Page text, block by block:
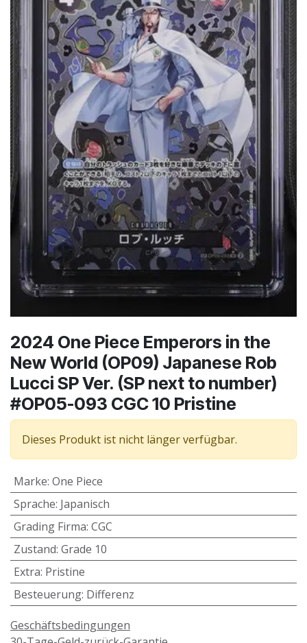
2024 One Piece Emperors in the
New World (OP09) Japanese Rob
Lucci SP Ver. (SP next to number)
#OP05-093 CGC 10 Pristine
Dieses Produkt ist nicht länger verfügbar.
Marke: One Piece
Sprache: Japanisch
Grading Firma: CGC
Zustand: Grade 10
Extra: Pristine
Besteuerung: Differenz
Geschäftsbedingungen